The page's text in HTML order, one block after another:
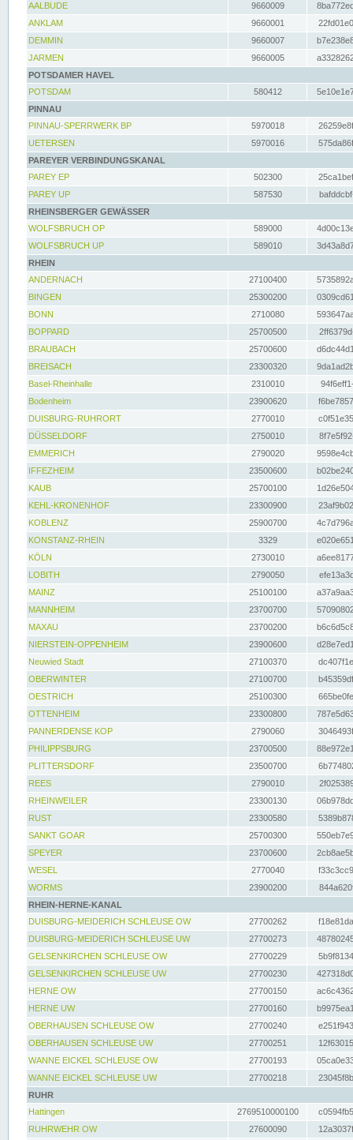
AALBUDE
9660009
ANKLAM
9660001
DEMMIN
9660007
JARMEN
9660005
POTSDAMER HAVEL
POTSDAM
580412
PINNAU
PINNAU-SPERRWERK BP
5970018
UETERSEN
5970016
PAREYER VERBINDUNGSKANAL
PAREY EP
502300
PAREY UP
587530
RHEINSBERGER GEWÄSSER
WOLFSBRUCH OP
589000
WOLFSBRUCH UP
589010
RHEIN
ANDERNACH
27100400
BINGEN
25300200
BONN
2710080
BOPPARD
25700500
BRAUBACH
25700600
BREISACH
23300320
Basel-Rheinhalle
2310010
Bodenheim
23900620
DUISBURG-RUHRORT
2770010
DÜSSELDORF
2750010
EMMERICH
2790020
IFFEZHEIM
23500600
KAUB
25700100
KEHL-KRONENHOF
23300900
KOBLENZ
25900700
KONSTANZ-RHEIN
3329
KÖLN
2730010
LOBITH
2790050
MAINZ
25100100
MANNHEIM
23700700
MAXAU
23700200
NIERSTEIN-OPPENHEIM
23900600
Neuwied Stadt
27100370
OBERWINTER
27100700
OESTRICH
25100300
OTTENHEIM
23300800
PANNERDENSE KOP
2790060
PHILIPPSBURG
23700500
PLITTERSDORF
23500700
REES
2790010
RHEINWEILER
23300130
RUST
23300580
SANKT GOAR
25700300
SPEYER
23700600
WESEL
2770040
WORMS
23900200
RHEIN-HERNE-KANAL
DUISBURG-MEIDERICH SCHLEUSE OW
27700262
DUISBURG-MEIDERICH SCHLEUSE UW
27700273
GELSENKIRCHEN SCHLEUSE OW
27700229
GELSENKIRCHEN SCHLEUSE UW
27700230
HERNE OW
27700150
HERNE UW
27700160
OBERHAUSEN SCHLEUSE OW
27700240
OBERHAUSEN SCHLEUSE UW
27700251
WANNE EICKEL SCHLEUSE OW
27700193
WANNE EICKEL SCHLEUSE UW
27700218
RUHR
Hattingen
2769510000100
RUHRWEHR OW
27600090